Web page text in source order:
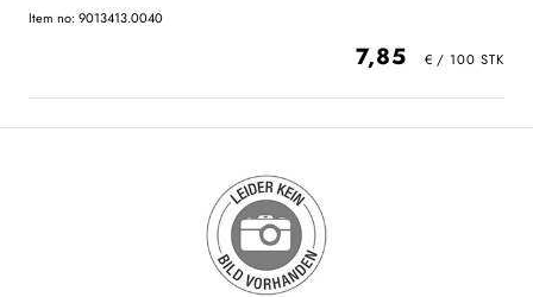
Item no: 9013413.0040
7,85